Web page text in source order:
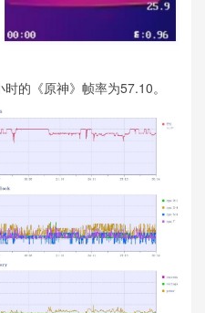
的《原神》帧率为57.10。